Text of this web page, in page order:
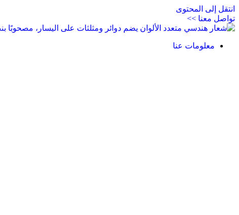
انتقل إلى المحتوى
تواصل معنا >>
معلومات عنا